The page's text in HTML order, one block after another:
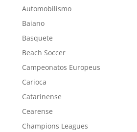
Automobilismo
Baiano
Basquete
Beach Soccer
Campeonatos Europeus
Carioca
Catarinense
Cearense
Champions Leagues